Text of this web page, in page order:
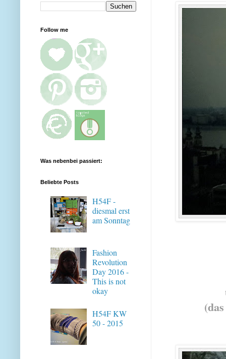
Follow me
Was nebenbei passiert:
Beliebte Posts
H54F -
diesmal erst
am Sonntag
Fashion
Revolution
Day 2016 -
This is not
okay
H54F KW
50 - 2015